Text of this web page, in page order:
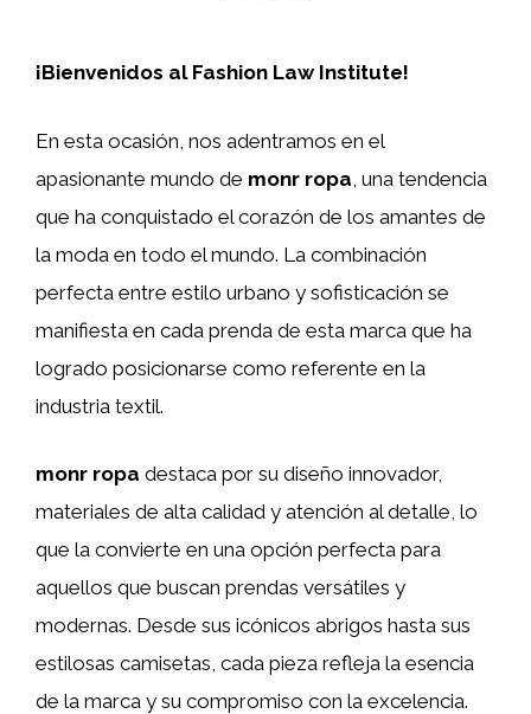
¡Bienvenidos al Fashion Law Institute!
En esta ocasión, nos adentramos en el
apasionante mundo de monr ropa , una tendencia
que ha conquistado el corazón de los amantes de
la moda en todo el mundo. La combinación
perfecta entre estilo urbano y sofisticación se
manifiesta en cada prenda de esta marca que ha
logrado posicionarse como referente en la
industria textil.
monr ropa destaca por su diseño innovador,
materiales de alta calidad y atención al detalle, lo
que la convierte en una opción perfecta para
aquellos que buscan prendas versátiles y
modernas. Desde sus icónicos abrigos hasta sus
estilosas camisetas, cada pieza refleja la esencia
de la marca y su compromiso con la excelencia.